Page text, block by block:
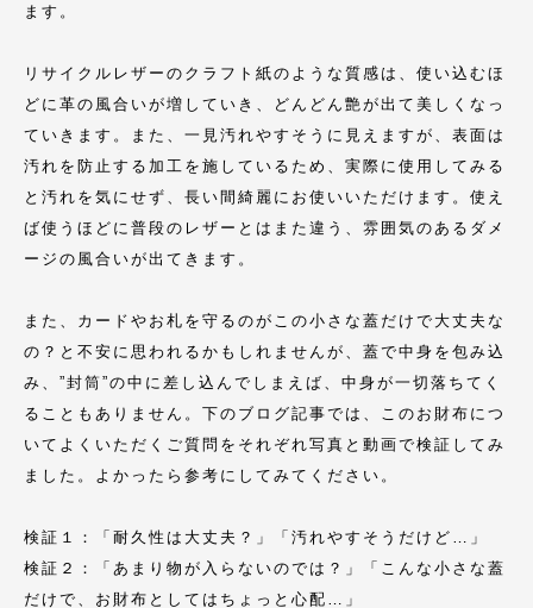
ます。
リサイクルレザーのクラフト紙のような質感は、使い込むほ
どに革の風合いが増していき、どんどん艶が出て美しくなっ
ていきます。また、一見汚れやすそうに見えますが、表面は
汚れを防止する加工を施しているため、実際に使用してみる
と汚れを気にせず、長い間綺麗にお使いいただけます。使え
ば使うほどに普段のレザーとはまた違う、雰囲気のあるダメ
ージの風合いが出てきます。
また、カードやお札を守るのがこの小さな蓋だけで大丈夫な
の？と不安に思われるかもしれませんが、蓋で中身を包み込
み、”封筒”の中に差し込んでしまえば、中身が一切落ちてく
ることもありません。下のブログ記事では、このお財布につ
いてよくいただくご質問をそれぞれ写真と動画で検証してみ
ました。よかったら参考にしてみてください。
検証１：「耐久性は大丈夫？」「汚れやすそうだけど…」
検証２：「あまり物が入らないのでは？」「こんな小さな蓋
だけで、お財布としてはちょっと心配…」